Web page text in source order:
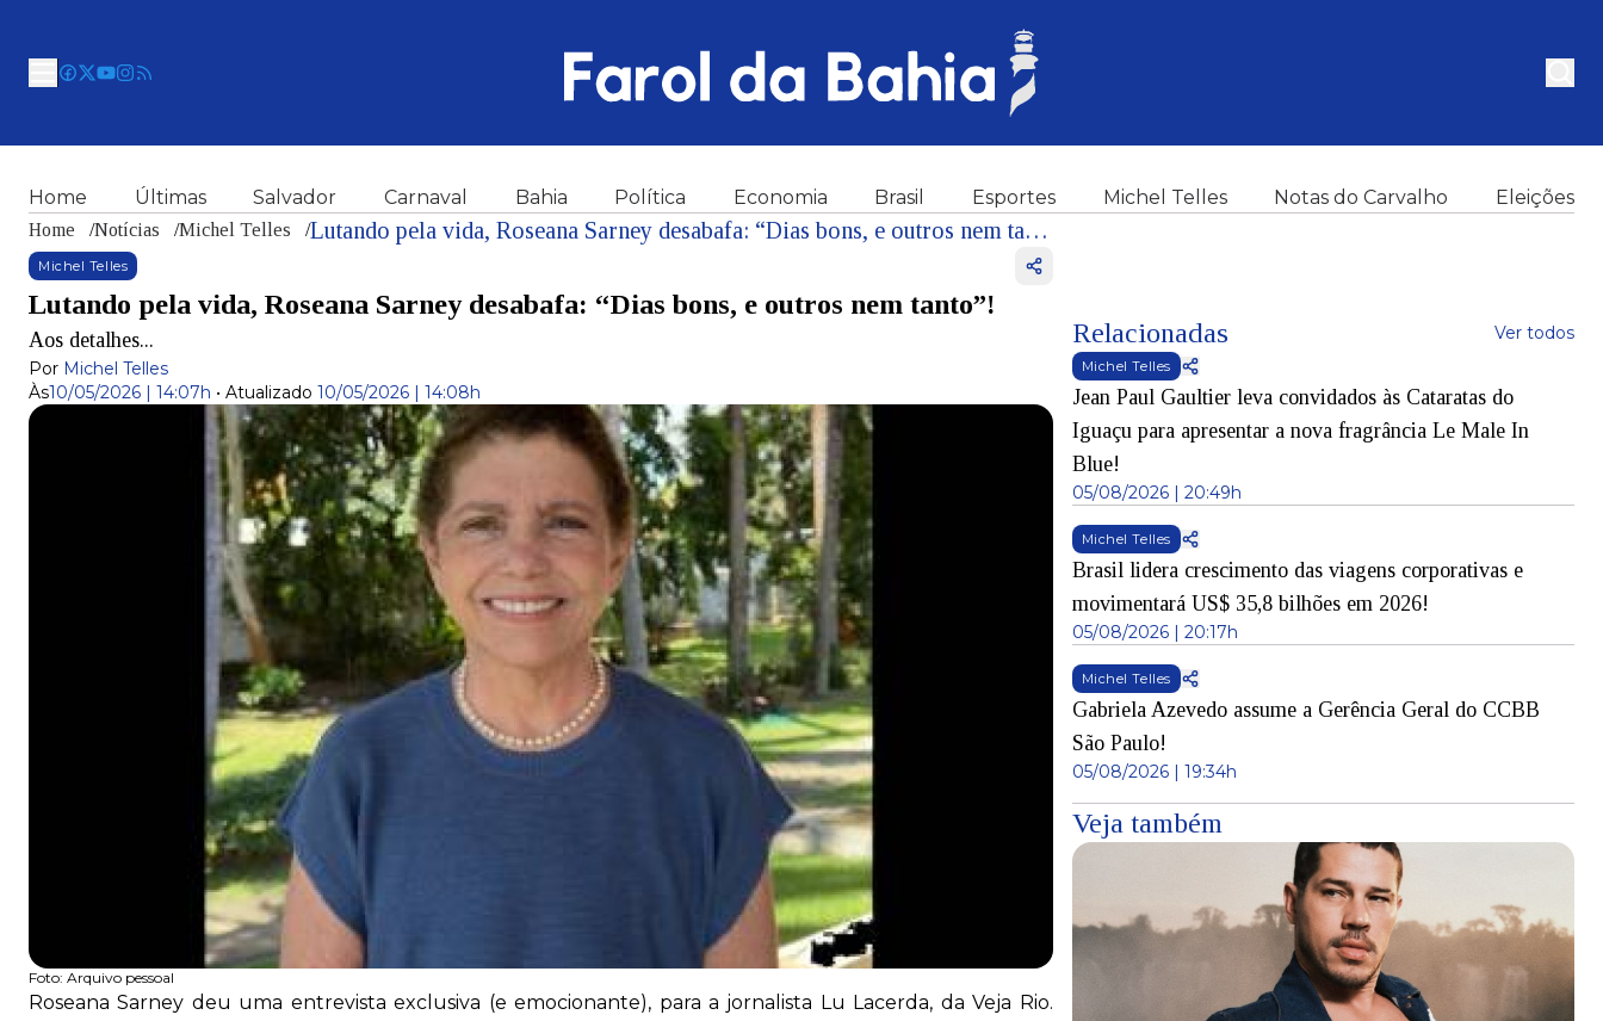
Home Últimas Salvador Carnaval Bahia Política Economia Brasil Esportes Michel Telles Notas do Carvalho Eleições
Home /Notícias /Michel Telles / Lutando pela vida, Roseana Sarney desabafa: “Dias bons, e outros nem tanto”!
Michel Telles
Lutando pela vida, Roseana Sarney desabafa: “Dias bons, e outros nem tanto”!
Aos detalhes...
Por Michel Telles
Às10/05/2026 | 14:07h • Atualizado 10/05/2026 | 14:08h
Foto: Arquivo pessoal
Roseana Sarney deu uma entrevista exclusiva (e emocionante), para a jornalista Lu Lacerda, da Veja Rio.
Relacionadas Ver todos
Michel Telles
Jean Paul Gaultier leva convidados às Cataratas do
Iguaçu para apresentar a nova fragrância Le Male In
Blue!
05/08/2026 | 20:49h
Michel Telles
Brasil lidera crescimento das viagens corporativas e
movimentará US$ 35,8 bilhões em 2026!
05/08/2026 | 20:17h
Michel Telles
Gabriela Azevedo assume a Gerência Geral do CCBB
São Paulo!
05/08/2026 | 19:34h
Veja também